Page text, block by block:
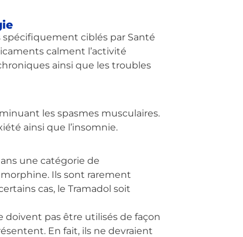
ciblés par Santé
calment l’activité
ainsi que les troubles
les spasmes musculaires.
ainsi que l’insomnie.
une catégorie de
Ils sont rarement
cas, le Tramadol soit
doivent pas être utilisés de façon
En fait, ils ne devraient